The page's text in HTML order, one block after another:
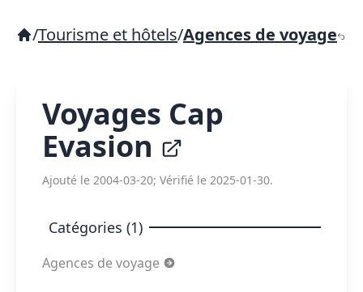
/Tourisme et hôtels/Agences de voyage
Voyages Cap
Evasion
Ajouté le 2004-03-20; Vérifié le 2025-01-30.
Catégories (1)
Agences de voyage